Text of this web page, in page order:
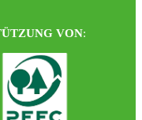
VON: